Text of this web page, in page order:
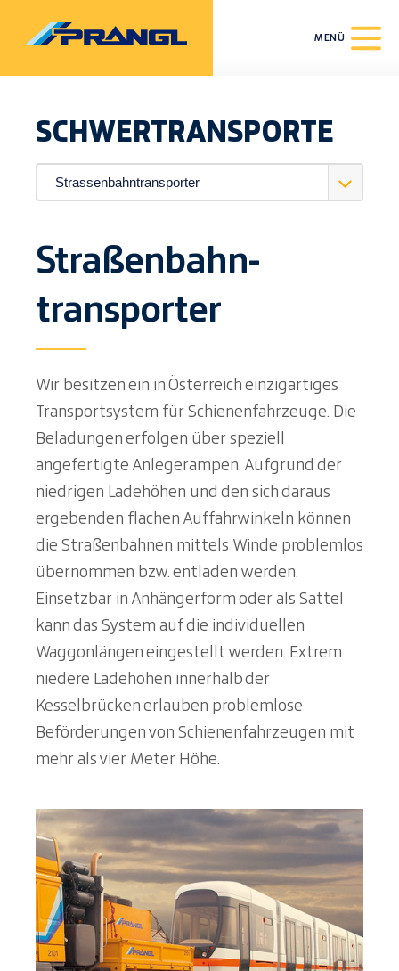
MENÜ
SCHWERT­RANSPORTE
Straßenbahn­
transporter
Wir besitzen ein in Österreich einzigartiges
Transportsystem für Schienenfahrzeuge. Die
Beladungen erfolgen über speziell
angefertigte Anlegerampen. Aufgrund der
niedrigen Ladehöhen und den sich daraus
ergebenden flachen Auffahrwinkeln können
die Straßenbahnen mittels Winde problemlos
übernommen bzw. entladen werden.
Einsetzbar in Anhängerform oder als Sattel
kann das System auf die individuellen
Waggonlängen eingestellt werden. Extrem
niedere Ladehöhen innerhalb der
Kesselbrücken erlauben problemlose
Beförderungen von Schienenfahrzeugen mit
mehr als vier Meter Höhe.